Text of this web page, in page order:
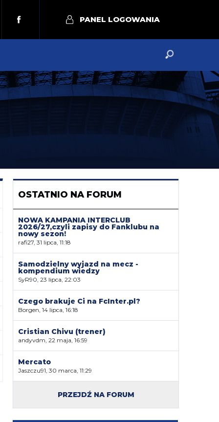
PANEL LOGOWANIA
OSTATNIO NA FORUM
NOWA KAMPANIA INTERCLUB
2026/27,czyli zapisy do Fanklubu na
nowy sezon!
rafi27, 31 lipca, 11:18
Samodzielny wyjazd na mecz -
kompendium wiedzy
SyR90, 23 lipca, 22:03
Czego brakuje Ci na FcInter.pl?
Borgen, 14 lipca, 16:18
Cristian Chivu (trener)
andyvdm, 22 maja, 16:59
Mercato
Jaszczu91, 30 marca, 11:29
PRZEJDŹ NA FORUM